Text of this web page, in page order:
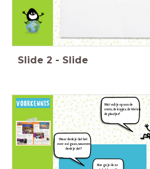
Slide 2 - Slide
Wat valt je op aan de
vorm, de kopjes, de titel en
de plaatjes?
Hoe ga je deze
Waar denk je dat het
over zal gaan, waarom
denk je dat?